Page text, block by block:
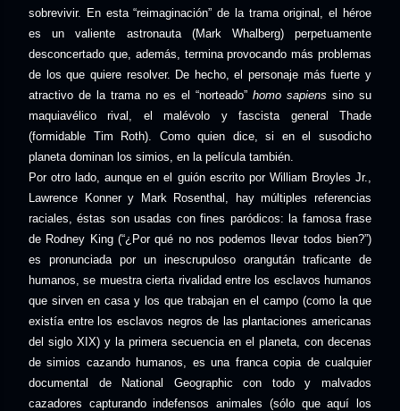
sobrevivir. En esta “reimaginación” de la trama original, el héroe
es un valiente astronauta (Mark Whalberg) perpetuamente
desconcertado que, además, termina provocando más problemas
de los que quiere resolver. De hecho, el personaje más fuerte y
atractivo de la trama no es el “norteado” homo sapiens sino su
maquiavélico rival, el malévolo y fascista general Thade
(formidable Tim Roth). Como quien dice, si en el susodicho
planeta dominan los simios, en la película también.
Por otro lado, aunque en el guión escrito por William Broyles Jr.,
Lawrence Konner y Mark Rosenthal, hay múltiples referencias
raciales, éstas son usadas con fines paródicos: la famosa frase
de Rodney King (“¿Por qué no nos podemos llevar todos bien?”)
es pronunciada por un inescrupuloso orangután traficante de
humanos, se muestra cierta rivalidad entre los esclavos humanos
que sirven en casa y los que trabajan en el campo (como la que
existía entre los esclavos negros de las plantaciones americanas
del siglo XIX) y la primera secuencia en el planeta, con decenas
de simios cazando humanos, es una franca copia de cualquier
documental de National Geographic con todo y malvados
cazadores capturando indefensos animales (sólo que aquí los